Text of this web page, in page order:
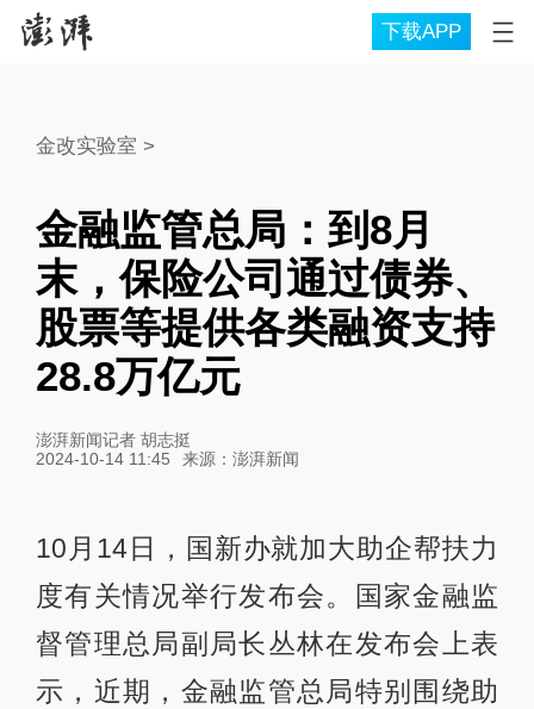
下载APP
金改实验室 >
金融监管总局：到8月
末，保险公司通过债券、
股票等提供各类融资支持
28.8万亿元
澎湃新闻记者 胡志挺
2024-10-14 11:45
来源： 澎湃新闻
10月14日，国新办就加大助企帮扶力
度有关情况举行发布会。国家金融监
督管理总局副局长丛林在发布会上表
示，近期，金融监管总局特别围绕助